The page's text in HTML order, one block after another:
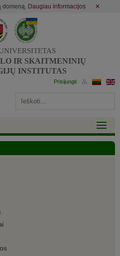
domeną. Daugiau informacijos ✕
IR SKAITMENINIŲ
INSTITUTAS